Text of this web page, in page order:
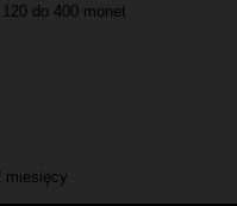
do 400 monet
miesięcy